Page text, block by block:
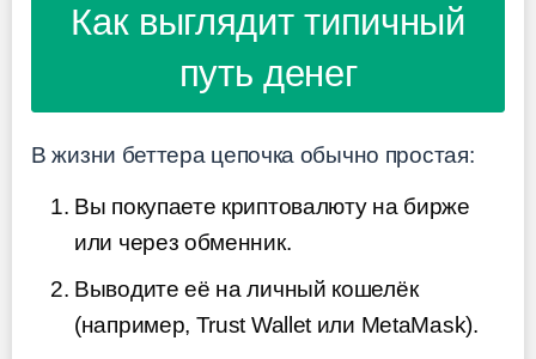
Как выглядит типичный
путь денег
В жизни беттера цепочка обычно простая:
Вы покупаете криптовалюту на бирже
или через обменник.
Выводите её на личный кошелёк
(например, Trust Wallet или MetaMask).